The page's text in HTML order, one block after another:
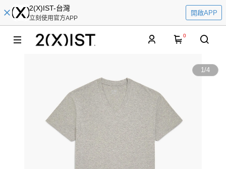
2(X)IST-台灣
立刻使用官方APP
開啟APP
0
1/4